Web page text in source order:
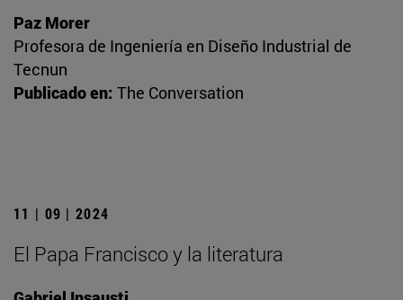
Paz Morer
Profesora de Ingeniería en Diseño Industrial de
Tecnun
Publicado en: The Conversation
11 | 09 | 2024
El Papa Francisco y la literatura